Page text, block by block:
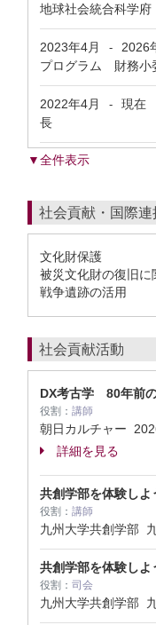
地球社会統合科学
2023年4月 - 2026
プログラム 財務
2022年4月 - 現在
長
▼全件表示
社会貢献・国際
文化財保護
被災文化財の復旧に
戦争遺跡の活用
社会貢献活動
DX考古学 80年前
役割： 講師
朝日カルチャー
詳細を見る
共創学部を体験し
役割： 講師
九州大学共創学部
共創学部を体験し
役割： 司会
九州大学共創学部